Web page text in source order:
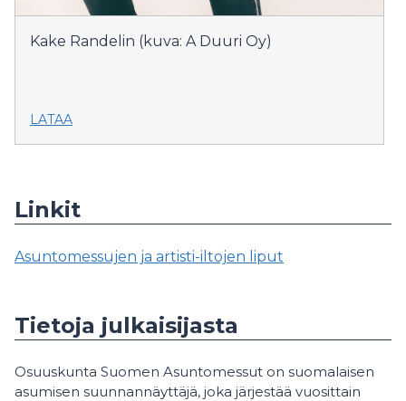
Kake Randelin (kuva: A Duuri Oy)
LATAA
Linkit
Asuntomessujen ja artisti-iltojen liput
Tietoja julkaisijasta
Osuuskunta Suomen Asuntomessut on suomalaisen
asumisen suunnannäyttäjä, joka järjestää vuosittain